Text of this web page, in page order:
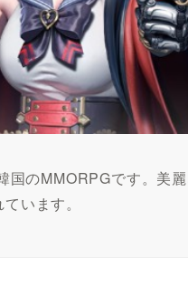
国のMMORPGです。美
います。